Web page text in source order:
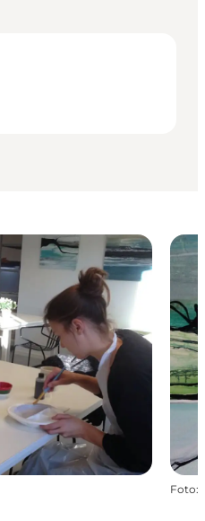
Foto: